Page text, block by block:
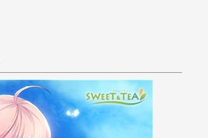
え お
あめとゆき